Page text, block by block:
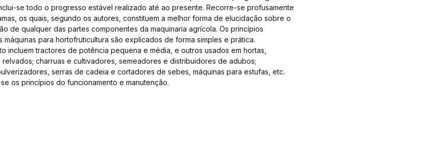
se todo o progresso estável realizado até ao presente. Recorre-se profusamente
os quais, segundo os autores, constituem a melhor forma de elucidação sobre o
de qualquer das partes componentes da maquinaria agrícola. Os princípios
máquinas para hortofruticultura são explicados de forma simples e prática.
incluem tractores de potência pequena e média, e outros usados em hortas,
charruas e cultivadores, semeadores e distribuidores de adubos;
serras de cadeia e cortadores de sebes, máquinas para estufas, etc.
os princípios do funcionamento e manutenção.